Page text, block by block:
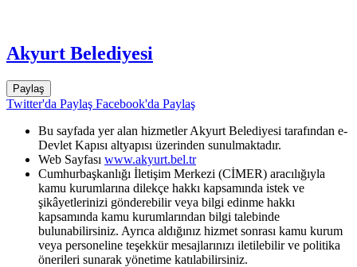
Akyurt Belediyesi
Paylaş
Twitter'da Paylaş Facebook'da Paylaş
Bu sayfada yer alan hizmetler Akyurt Belediyesi tarafından e-
Devlet Kapısı altyapısı üzerinden sunulmaktadır.
Web Sayfası www.akyurt.bel.tr
Cumhurbaşkanlığı İletişim Merkezi (CİMER) aracılığıyla
kamu kurumlarına dilekçe hakkı kapsamında istek ve
şikâyetlerinizi gönderebilir veya bilgi edinme hakkı
kapsamında kamu kurumlarından bilgi talebinde
bulunabilirsiniz. Ayrıca aldığınız hizmet sonrası kamu kurum
veya personeline teşekkür mesajlarınızı iletilebilir ve politika
önerileri sunarak yönetime katılabilirsiniz.